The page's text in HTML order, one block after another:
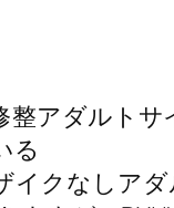
整アダルトサ
る
イクなしア